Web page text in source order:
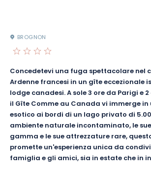
BROGNON
Concedetevi una fuga spettacolare nel
Ardenne francesi in un gîte eccezionale
lodge canadesi. A sole 3 ore da Parigi e
il Gîte Comme au Canada vi immerge in
esotico ai bordi di un lago privato di
ambiente naturale incontaminato, le
gamma e le sue attrezzature rare,
promette un'esperienza unica da
famiglia e gli amici, sia in estate che in